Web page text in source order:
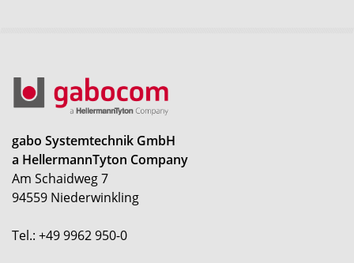
gabo Systemtechnik GmbH
a HellermannTyton Company
Am Schaidweg 7
94559 Niederwinkling
Tel.: +49 9962 950-0